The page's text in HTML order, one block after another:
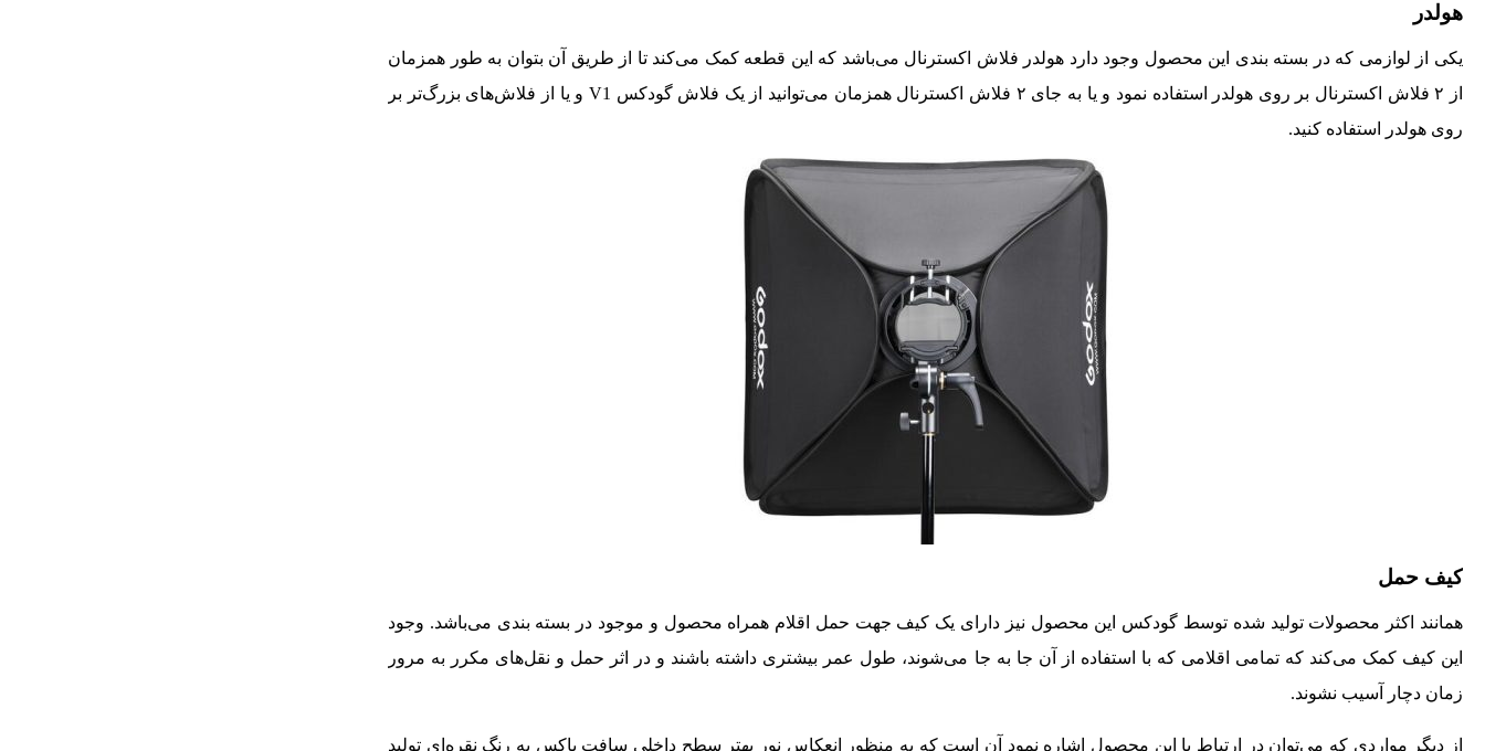
هولدر
یکی از لوازمی ‌که در بسته بندی این محصول وجود دارد هولدر فلاش اکسترنال می‌باشد که این قطعه کمک می‌کند تا از طریق آن بتوان به طور همزمان
از ۲ فلاش اکسترنال بر روی هولدر استفاده نمود و یا به جای ۲ فلاش اکسترنال همزمان می‌توانید از یک فلاش گودکس V1 و یا از فلاش‌های بزرگ‌تر بر
روی هولدر استفاده کنید.
کیف حمل
همانند اکثر محصولات تولید شده توسط گودکس این محصول نیز دارای یک کیف جهت حمل اقلام همراه محصول و موجود در بسته بندی می‌باشد. وجود
این کیف کمک می‌کند که تمامی اقلامی ‌که با استفاده از آن جا به جا می‌شوند، طول عمر بیشتری داشته باشند و در اثر حمل و نقل‌های مکرر به مرور
زمان دچار آسیب نشوند.
از دیگر مواردی که می‌توان در ارتباط با این محصول اشاره نمود آن است که به منظور انعکاس نور بهتر سطح داخلی سافت باکس به رنگ نقره‌ای تولید